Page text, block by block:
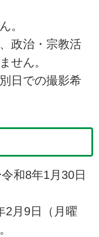
。
政治・宗教活
せん。
日での撮影希
和8年1月30日
2月9日（月曜